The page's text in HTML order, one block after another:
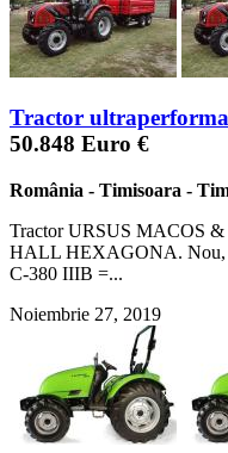
Tractor
50.848 Euro €
România - Timisoara -
Tractor URSUS MACOS
HALL HEXAGONA. Nou,
C-380 IIIB =...
Noiembrie 27, 2019